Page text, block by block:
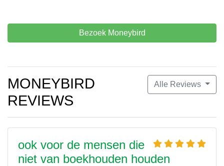
Bezoek Moneybird
Alle Reviews
MONEYBIRD
REVIEWS
ook voor de mensen die
niet van boekhouden houden